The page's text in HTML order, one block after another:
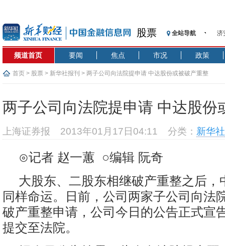
股票 全站导航
【
【
在
基
频道首页 要闻 焦点 市况 政策
首页 > 股票 > 新华社报刊 > 两子公司向法院提申请 中达股份或被破产重整
两子公司向法院提申请 中达股份
上海证券报 2013年01月17日04:11 分类： 新华
⊙记者 赵一蕙 ○编辑 阮奇
大股东、二股东相继破产重整之后，
同样命运。日前，公司两家子公司向法
破产重整申请，公司今日的公告正式宣
提交至法院。